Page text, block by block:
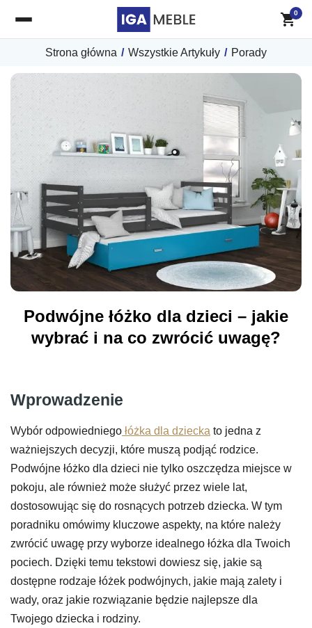
Strona główna / Wszystkie Artykuły / Porady
Podwójne łóżko dla dzieci – jakie
wybrać i na co zwrócić uwagę?
Wprowadzenie
Wybór odpowiedniego łóżka dla dziecka to jedna z
ważniejszych decyzji, które muszą podjąć rodzice.
Podwójne łóżko dla dzieci nie tylko oszczędza miejsce w
pokoju, ale również może służyć przez wiele lat,
dostosowując się do rosnących potrzeb dziecka. W tym
poradniku omówimy kluczowe aspekty, na które należy
zwrócić uwagę przy wyborze idealnego łóżka dla Twoich
pociech. Dzięki temu tekstowi dowiesz się, jakie są
dostępne rodzaje łóżek podwójnych, jakie mają zalety i
wady, oraz jakie rozwiązanie będzie najlepsze dla
Twojego dziecka i rodziny.
0